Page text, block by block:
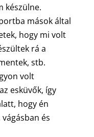
készülne.
mások által
hogy mi volt
rá a
stb.
volt
esküvők, így
hogy én
és